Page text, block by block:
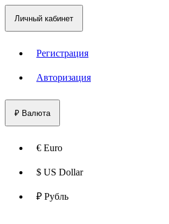
Личный кабинет
Регистрация
Авторизация
₽ Валюта
€ Euro
$ US Dollar
₽ Рубль